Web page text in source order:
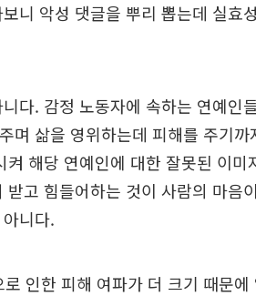
니 악성 댓글을 뿌리 뽑는데 실효
다. 감정 노동자에 속하는 연예인
며 삶을 영위하는데 피해를 주기까
해당 연예인에 대한 잘못된 이미
고 힘들어하는 것이 사람의 마음
니다.
인한 피해 여파가 더 크기 때문에